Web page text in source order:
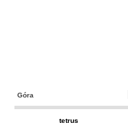
Góra
tetrus